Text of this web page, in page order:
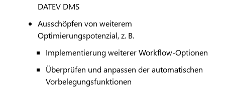
DATEVDMS
Ausschöpfen von weiterem
Optimierungspotenzial, z. B.
Implementierung weiterer Workflow-Optionen
Überprüfen und anpassen der automatischen
Vorbelegungsfunktionen